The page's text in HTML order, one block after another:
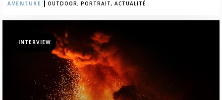
AVENTURE | OUTDOOR, PORTRAIT, ACTUALITÉ
INTERVIEW